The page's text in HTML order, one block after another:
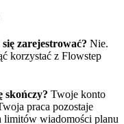
zarejestrować? Nie.
korzystać z Flowstep
skończy? Twoje konto
praca pozostaje
limitów wiadomości planu